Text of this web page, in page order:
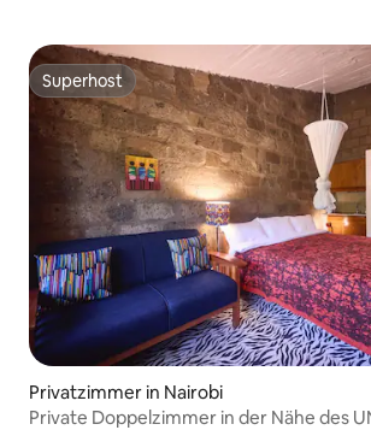
Superhost
Superhost
Privatzimmer in Nairobi
Private Doppelzimmer in der Nähe des